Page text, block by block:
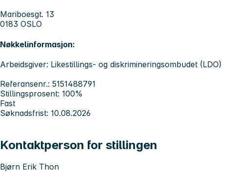
Mariboesgt. 13
0183 OSLO
Nøkkelinformasjon:
Arbeidsgiver: Likestillings- og diskrimineringsombudet (LDO)
Referansenr.: 5151488791
Stillingsprosent: 100%
Fast
Søknadsfrist: 10.08.2026
Kontaktperson for stillingen
Bjørn Erik Thon